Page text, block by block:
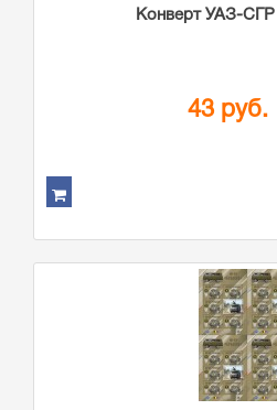
Конверт УАЗ-СГР
43 руб.